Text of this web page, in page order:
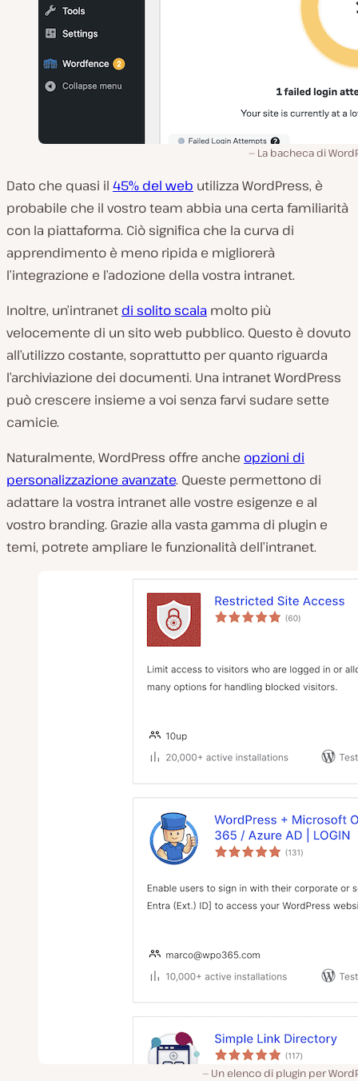
La bacheca di
Dato che quasi il 45% del web utilizza WordPress, è
probabile che il vostro team abbia una certa familiarità
con la piattaforma. Ciò significa che la curva di
apprendimento è meno ripida e migliorerà
l’integrazione e l’adozione della vostra intranet.
Inoltre, un’intranet di solito scala molto più
velocemente di un sito web pubblico. Questo è dovuto
all’utilizzo costante, soprattutto per quanto riguarda
l’archiviazione dei documenti. Una intranet WordPress
può crescere insieme a voi senza farvi sudare sette
camicie.
Naturalmente, WordPress offre anche opzioni di
personalizzazione avanzate. Queste permettono di
adattare la vostra intranet alle vostre esigenze e al
vostro branding. Grazie alla vasta gamma di plugin e
temi, potrete ampliare le funzionalità dell’intranet.
Un elenco di plugin per